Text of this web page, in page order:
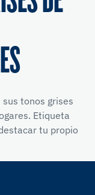
tonos grises
Etiqueta
tu propio